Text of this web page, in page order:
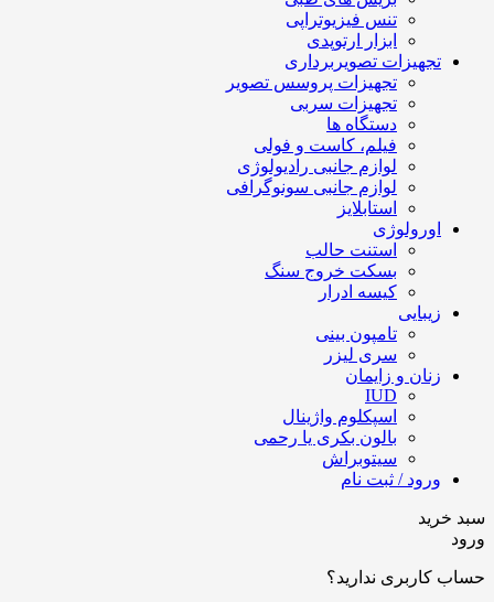
تنس فیزیوتراپی
ابزار ارتوپدی
تجهیزات تصویربرداری
تجهیزات پروسس تصویر
تجهیزات سربی
دستگاه ها
فیلم، کاست و فولی
لوازم جانبی رادیولوژی
لوازم جانبی سونوگرافی
استابلایز
اورولوژی
استنت حالب
بسکت خروج سنگ
کیسه ادرار
زیبایی
تامپون بینی
سری لیزر
زنان و زایمان
IUD
اسپکلوم واژینال
بالون بکری یا رحمی
سیتوبراش
ورود / ثبت نام
سبد خرید
ورود
حساب کاربری ندارید؟